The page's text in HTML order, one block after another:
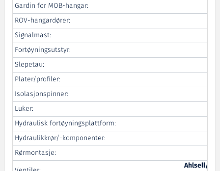
Gardin for MOB-hangar:
ROV-hangardører:
Signalmast:
Fortøyningsutstyr:
Slepetau:
Plater/profiler:
Isolasjonspinner:
Luker:
Hydraulisk fortøyningsplattform:
Hydraulikkrør/-komponenter:
Rørmontasje:
Ahlsell/